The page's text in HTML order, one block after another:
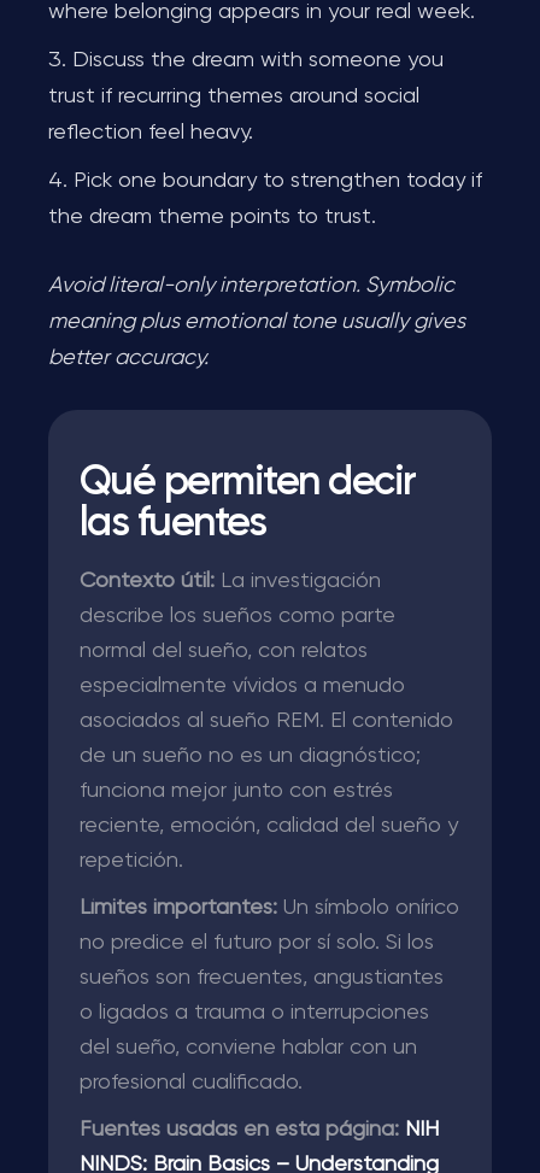
where belonging appears in your real week.
Discuss the dream with someone you
trust if recurring themes around social
reflection feel heavy.
Pick one boundary to strengthen today if
the dream theme points to trust.
Avoid literal-only interpretation. Symbolic
meaning plus emotional tone usually gives
better accuracy.
Qué permiten decir
las fuentes
Contexto útil: La investigación
describe los sueños como parte
normal del sueño, con relatos
especialmente vívidos a menudo
asociados al sueño REM. El contenido
de un sueño no es un diagnóstico;
funciona mejor junto con estrés
reciente, emoción, calidad del sueño y
repetición.
Límites importantes: Un símbolo onírico
no predice el futuro por sí solo. Si los
sueños son frecuentes, angustiantes
o ligados a trauma o interrupciones
del sueño, conviene hablar con un
profesional cualificado.
Fuentes usadas en esta página: NIH
NINDS: Brain Basics – Understanding